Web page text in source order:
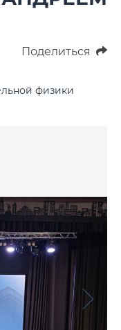
Поделиться
физики